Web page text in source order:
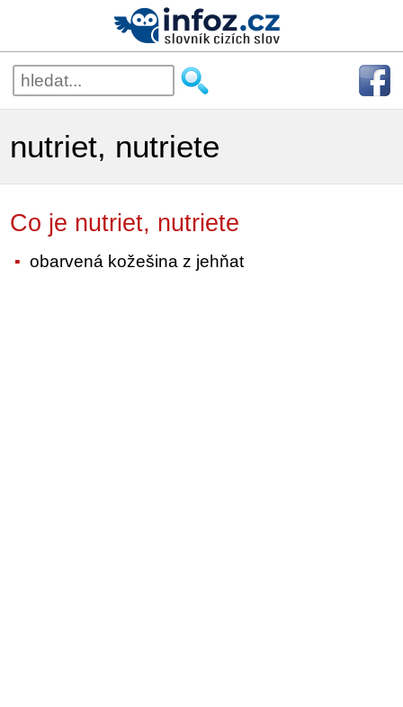
nutriet, nutriete
Co je nutriet, nutriete
obarvená kožešina z jehňat